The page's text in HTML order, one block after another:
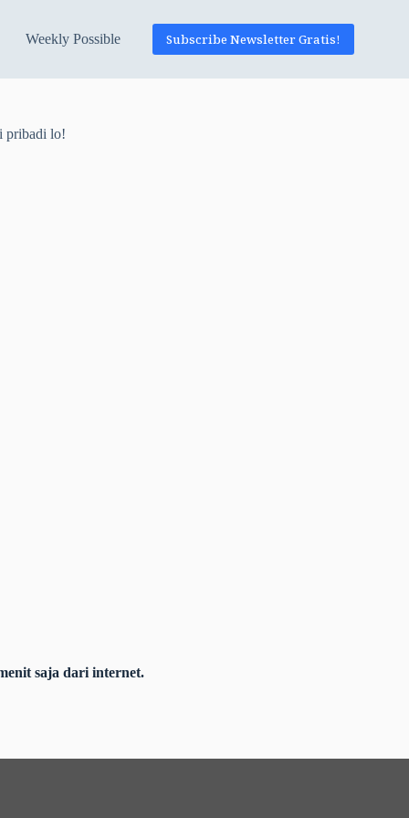
Weekly Possible Subscribe Newsletter Gratis!
pribadi lo!
saja dari internet.